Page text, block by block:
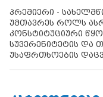
პრემიერი -
უმთავრეს როლს
კონსტიტუციური
სუვერენიტეტის და
უსაფრთხოების